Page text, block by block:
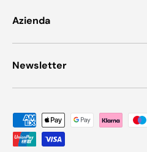
Azienda
Newsletter
Metodi di pagamento accettati